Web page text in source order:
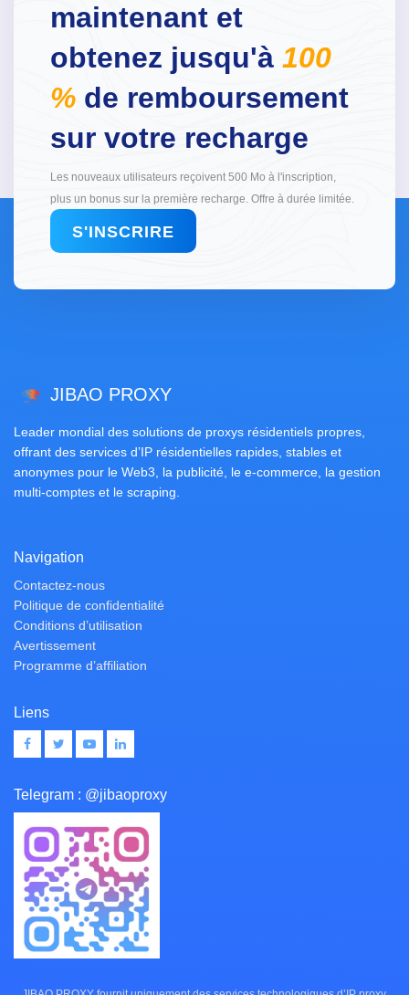
maintenant et
obtenez jusqu'à 100
% de remboursement
sur votre recharge
Les nouveaux utilisateurs reçoivent 500 Mo à l'inscription,
plus un bonus sur la première recharge. Offre à durée limitée.
S'INSCRIRE
JIBAO PROXY
Leader mondial des solutions de proxys résidentiels propres,
offrant des services d’IP résidentielles rapides, stables et
anonymes pour le Web3, la publicité, le e-commerce, la gestion
multi-comptes et le scraping.
Navigation
Contactez-nous
Politique de confidentialité
Conditions d’utilisation
Avertissement
Programme d’affiliation
Liens
Telegram : @jibaoproxy